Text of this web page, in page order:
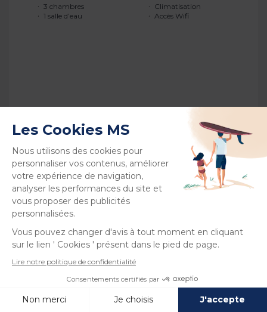
3 chambres
1 salle d’eau
Climatisation
Accès Wifi
Nouveauté